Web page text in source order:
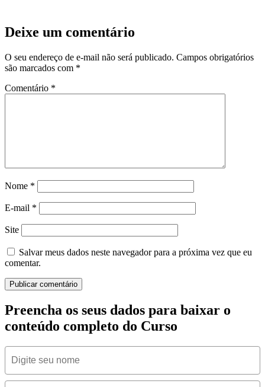
Deixe um comentário
O seu endereço de e-mail não será publicado. Campos obrigatórios
são marcados com *
Comentário *
Nome *
E-mail *
Site
Salvar meus dados neste navegador para a próxima vez que eu
comentar.
Preencha os seus dados para baixar o
conteúdo completo do Curso